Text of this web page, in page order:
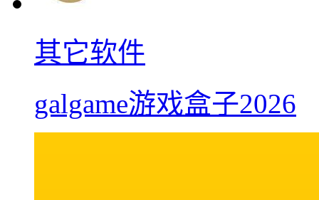
其它软件
galgame游戏盒子2026